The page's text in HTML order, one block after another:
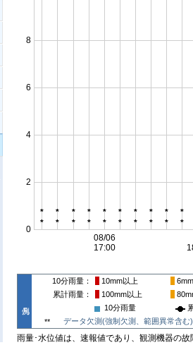
10分雨量 10mm以上
6mm
累計雨量
100mm以上
10分雨量
**
データ欠測(強制欠測、範囲異常含む)
雨量･水位値は、速報値であり、観測機器の